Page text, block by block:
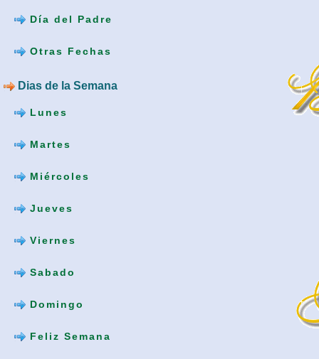
Día del Padre
Otras Fechas
Dias de la Semana
Lunes
Martes
Miércoles
Jueves
Viernes
Sabado
Domingo
Feliz Semana